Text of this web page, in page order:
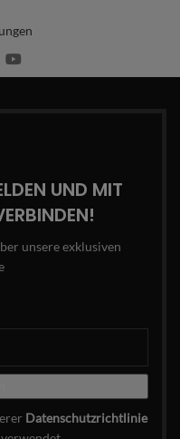
UND MIT
unsere exklusiven
Datenschutzrichtlinie